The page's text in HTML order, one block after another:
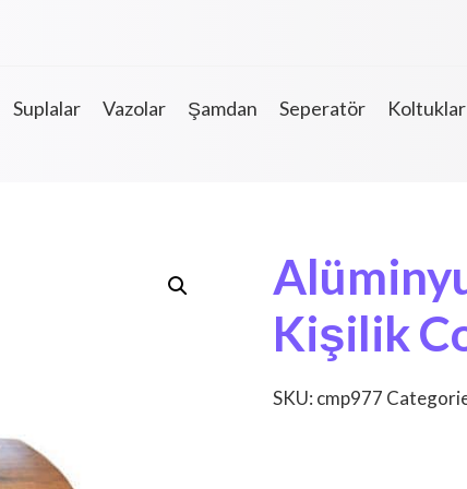
Suplalar Vazolar Şamdan Seperatör Koltuklar
Kişilik
SKU: cmp977